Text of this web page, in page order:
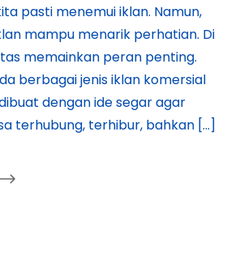
pasti menemui iklan. Namun,
mampu menarik perhatian. Di
memainkan peran penting.
berbagai jenis iklan komersial
dengan ide segar agar
terhubung, terhibur, bahkan […]